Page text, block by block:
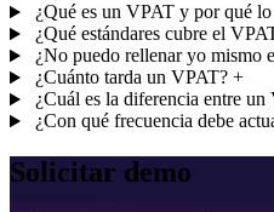
¿Qué es un VPAT y por qué lo
¿Qué estándares cubre el
¿No puedo rellenar yo mismo
¿Cuánto tarda un VPAT? +
¿Cuál es la diferencia entre
¿Con qué frecuencia debe
Solicitar demo